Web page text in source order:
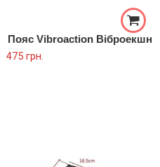
Пояс Vibroaction Віброекшн
475 грн.